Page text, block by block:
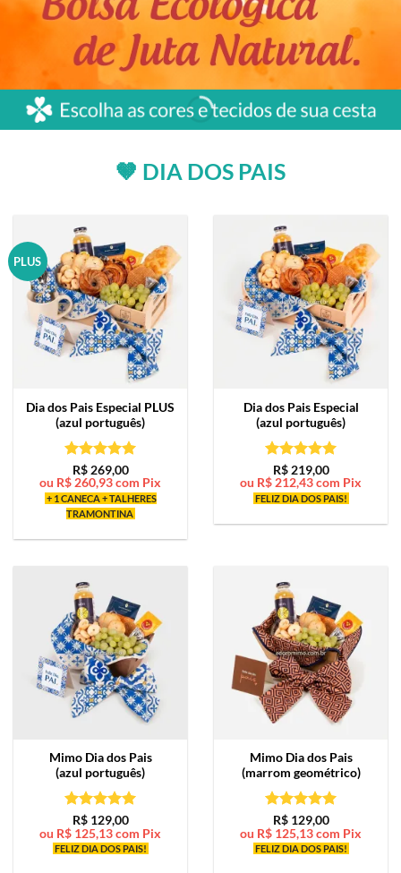
🤎 DIA DOS PAIS
PLUS
Dia dos Pais Especial PLUS
(azul português)
Avaliação5
de 5
R$269,00
ou R$260,93com Pix
+ 1 CANECA + TALHERES
TRAMONTINA
Dia dos Pais Especial
(azul português)
Avaliação5
de 5
R$219,00
ou R$212,43com Pix
FELIZ DIA DOS PAIS!
Mimo Dia dos Pais
(azul português)
Avaliação5
de 5
R$129,00
ou R$ 125,13com Pix
FELIZ DIA DOS PAIS!
Mimo Dia dos Pais
(marrom geométrico)
Avaliação5
de 5
R$129,00
ou R$ 125,13com Pix
FELIZ DIA DOS PAIS!